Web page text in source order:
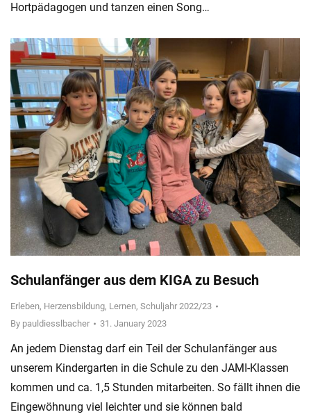
Hortpädagogen und tanzen einen Song…
Schulanfänger aus dem KIGA zu Besuch
Erleben, Herzensbildung, Lernen, Schuljahr 2022/23
By pauldiesslbacher 31. January 2023
An jedem Dienstag darf ein Teil der Schulanfänger aus
unserem Kindergarten in die Schule zu den JAMI-Klassen
kommen und ca. 1,5 Stunden mitarbeiten. So fällt ihnen die
Eingewöhnung viel leichter und sie können bald